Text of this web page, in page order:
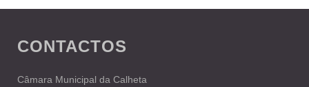
CONTACTOS
Câmara Municipal da Calheta